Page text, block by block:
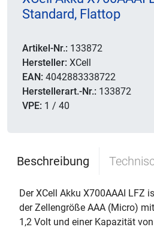
Standard, Flattop
Artikel-Nr.: 133872
Hersteller: XCell
EAN: 4042883338722
Herstellerart.-Nr.: 133872
VPE: 1 / 40
Beschreibung
Der XCell Akku X700AAAI LFZ
der Zellengröße AAA (Micro)
1,2 Volt und einer Kapazität